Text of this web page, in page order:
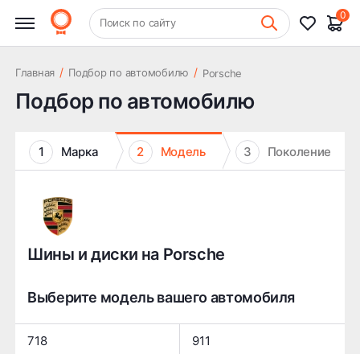
+7 (831) 261-35-35 Шиномонтаж
Поиск по сайту
0
Главная / Подбор по автомобилю / Porsche
Подбор по автомобилю
1 Марка 2 Модель 3 Поколение
Шины и диски на Porsche
Выберите модель вашего автомобиля
718 911